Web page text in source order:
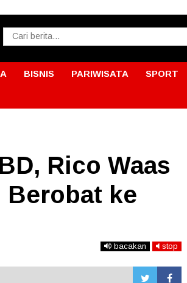
BISNIS PARIWISATA SPORT
Rico Waas
Berobat ke
bacakan stop